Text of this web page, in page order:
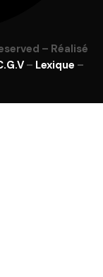
– Réalisé
– Lexique –